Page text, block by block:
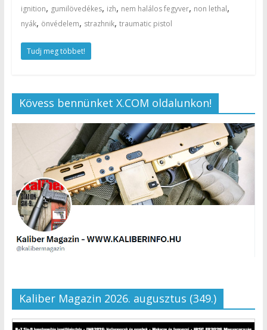
ignition, gumilövedékes, izh, nem halálos fegyver, non lethal,
nyák, önvédelem, strazhnik, traumatic pistol
Tudj meg többet!
Kövess bennünket X.COM oldalunkon!
Kaliber Magazin 2026. augusztus (349.)